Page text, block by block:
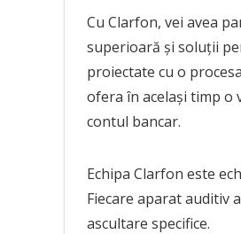
Cu Clarfon, vei avea
superioară și soluții
proiectate cu o
ofera în același timp o
contul bancar.
Echipa Clarfon este
Fiecare aparat auditiv
ascultare specifice.